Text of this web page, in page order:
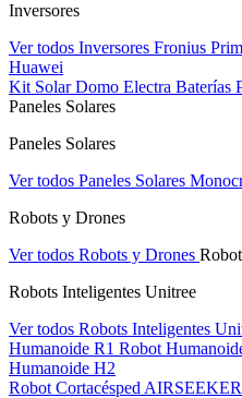
Inversores
Ver todos Inversores Fronius
Huawei
Kit Solar Domo Electra Baterías
Paneles Solares
Paneles Solares
Ver todos Paneles Solares
Robots y Drones
Ver todos Robots y Drones
Robots Inteligentes Unitree
Ver todos Robots Inteligentes
Humanoide R1 Robot
Humanoide H2
Robot Cortacésped